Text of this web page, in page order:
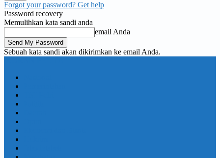
Forgot your password? Get help
Password recovery
Memulihkan kata sandi anda
email Anda
Sebuah kata sandi akan dikirimkan ke email Anda.